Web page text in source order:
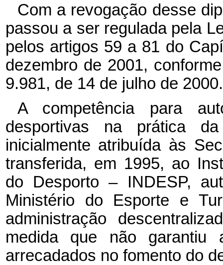
Com a revogação desse
passou a ser regulada pela
pelos artigos 59 a 81 do
dezembro de 2001,
9.981, de 14 de julho de 2000.
A competência para
desportivas na prática
inicialmente atribuída às
transferida, em 1995, ao
do Desporto – INDESP,
Ministério do Esporte e
administração
medida que não garantiu
arrecadados no fomento do